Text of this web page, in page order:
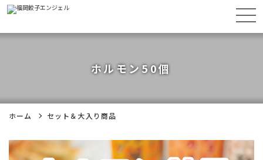
ホルモン50個
ホーム セット＆大入り商品